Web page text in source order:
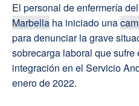
El personal de enfermería
Marbella ha iniciado una
para denunciar la grave
sobrecarga laboral que sufre
integración en el Servicio
enero de 2022.